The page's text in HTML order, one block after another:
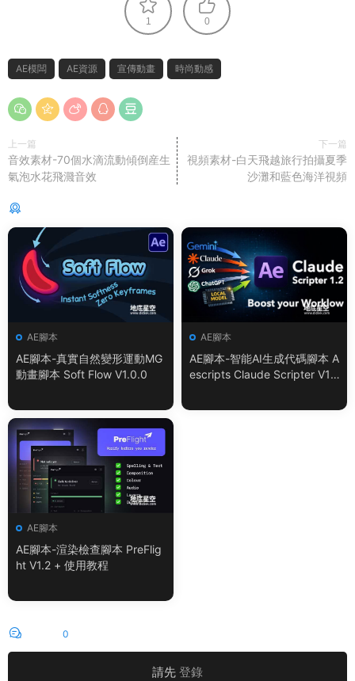
1 0
AE模闆 AE資源 宣傳動畫 時尚動感
上一篇
音效素材-70個水滴流動傾倒産生
氣泡水花飛濺音效
下一篇
視頻素材-白天飛越旅行拍攝夏季
沙灘和藍色海洋視頻
AE腳本
AE腳本-真實自然變形運動MG
動畫腳本 Soft Flow V1.0.0
AE腳本
AE腳本-智能AI生成代碼腳本 A
escripts Claude Scripter V1.
AE腳本
AE腳本-渲染檢查腳本 PreFlig
ht V1.2 + 使用教程
0
請先 登錄